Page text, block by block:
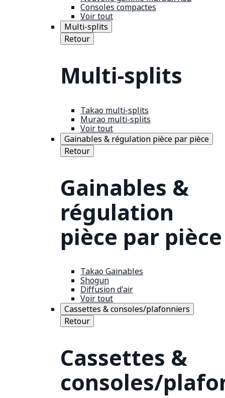
Consoles compactes
Voir tout
Multi-splits
Retour
Multi-splits
Takao multi-splits
Murao multi-splits
Voir tout
Gainables & régulation pièce par pièce
Retour
Gainables &
régulation
pièce par pièce
Takao Gainables
Shogun
Diffusion d'air
Voir tout
Cassettes & consoles/plafonniers
Retour
Cassettes &
consoles/